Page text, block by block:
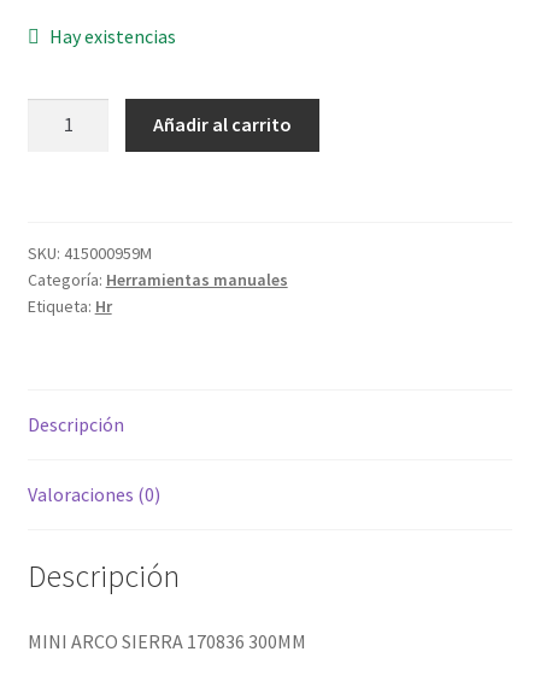
Hay existencias
cantidad
Añadir al carrito
SKU: 415000959M
Categoría: Herramientas manuales
Etiqueta: Hr
Descripción
Valoraciones (0)
Descripción
MINI ARCO SIERRA 170836 300MM